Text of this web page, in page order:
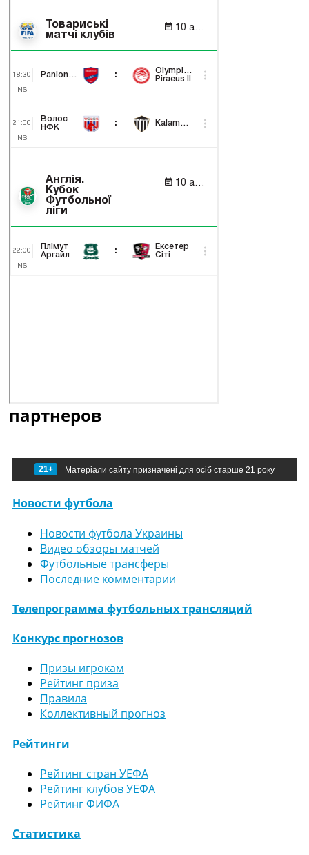
партнеров
21+ Матеріали сайту призначені для осіб старше 21 року
Новости футбола
Новости футбола Украины
Видео обзоры матчей
Футбольные трансферы
Последние комментарии
Телепрограмма футбольных трансляций
Конкурс прогнозов
Призы игрокам
Рейтинг приза
Правила
Коллективный прогноз
Рейтинги
Рейтинг стран УЕФА
Рейтинг клубов УЕФА
Рейтинг ФИФА
Статистика